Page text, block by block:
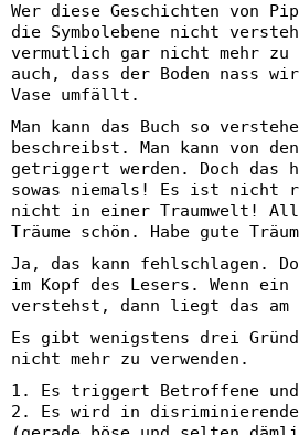
Wer diese Geschichten von
die Symbolebene nicht
vermutlich gar nicht mehr zu
auch, dass der Boden nass
Vase umfällt.
Man kann das Buch so
beschreibst. Man kann von
getriggert werden. Doch das
sowas niemals! Es ist nicht
nicht in einer Traumwelt!
Träume schön. Habe gute
Ja, das kann fehlschlagen.
im Kopf des Lesers. Wenn
verstehst, dann liegt das am
Es gibt wenigstens drei
nicht mehr zu verwenden.
1. Es triggert Betroffene
2. Es wird in